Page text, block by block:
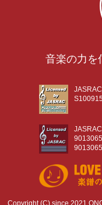
音楽の力を
Copyright (C) since 2021